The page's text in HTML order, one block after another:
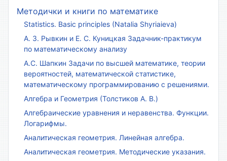
Методички и книги по математике
Statistics. Basic principles (Natalia Shyriaieva)
А. З. Рывкин и Е. С. Куницкая Задачник-практикум
по математическому анализу
А.С. Шапкин Задачи по высшей математике, теории
вероятностей, математической статистике,
математическому программированию с решениями.
Алгебра и Геометрия (Толстиков А. В.)
Алгебраические уравнения и неравенства. Функции.
Логарифмы.
Аналитическая геометрия. Линейная алгебра.
Аналитическая геометрия. Методические указания.